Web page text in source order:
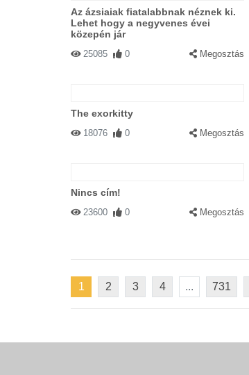
Az ázsiaiak fiatalabbnak néznek ki.
Lehet hogy a negyvenes évei
közepén jár
25085 0 Megosztás
The exorkitty
18076 0 Megosztás
Nincs cím!
23600 0 Megosztás
1 2 3 4 ... 731